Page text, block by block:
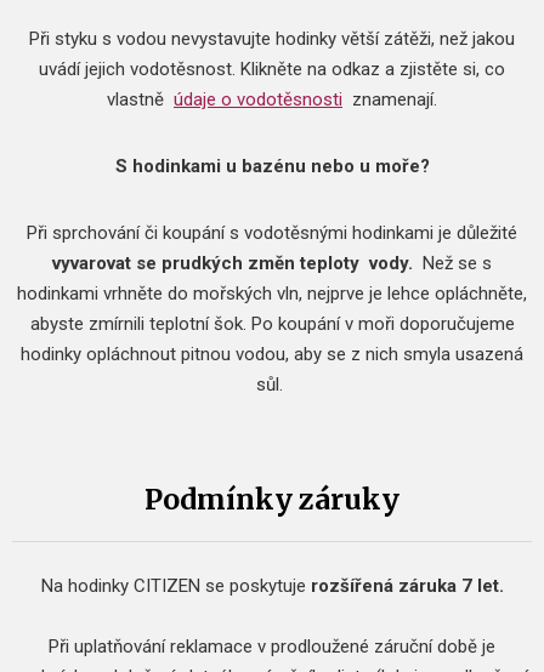
Při styku s vodou nevystavujte hodinky větší zátěži, než jakou
uvádí jejich vodotěsnost. Klikněte na odkaz a zjistěte si, co
vlastně údaje o vodotěsnosti znamenají.
S hodinkami u bazénu nebo u moře?
Při sprchování či koupání s vodotěsnými hodinkami je důležité
vyvarovat se prudkých změn teploty vody. Než se s
hodinkami vrhněte do mořských vln, nejprve je lehce opláchněte,
abyste zmírnili teplotní šok. Po koupání v moři doporučujeme
hodinky opláchnout pitnou vodou, aby se z nich smyla usazená
sůl.
Podmínky záruky
Na hodinky CITIZEN se poskytuje rozšířená záruka 7 let.
Při uplatňování reklamace v prodloužené záruční době je